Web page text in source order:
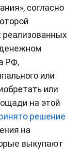
согласно
реализованных
РФ,
или
или
на этой
решение
на
выкупают